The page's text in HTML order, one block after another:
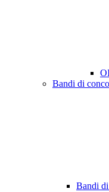
Bandi di
Bandi